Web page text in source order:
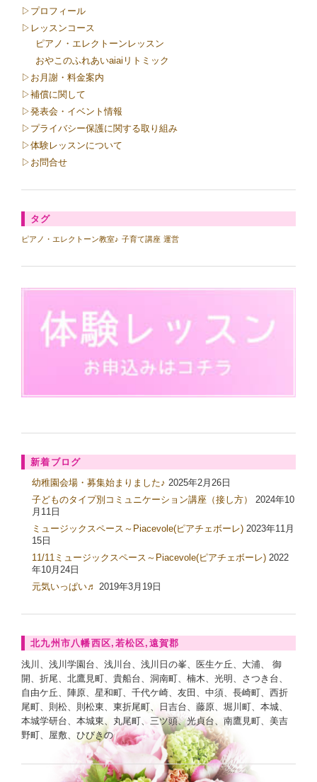
▷プロフィール
▷レッスンコース
ピアノ・エレクトーンレッスン
おやこのふれあいaiaiリトミック
▷お月謝・料金案内
▷補償に関して
▷発表会・イベント情報
▷プライバシー保護に関する取り組み
▷体験レッスンについて
▷お問合せ
タグ
ピアノ・エレクトーン教室♪ 子育て講座 運営
新着ブログ
幼稚園会場・募集始まりました♪ 2025年2月26日
子どものタイプ別コミュニケーション講座（接し方）
2024年10
月11日
ミュージックスペース～Piacevole(ピアチェボーレ) 2023年11月
15日
11/11ミュージックスペース～Piacevole(ピアチェボーレ) 2022
年10月24日
元気いっぱい♬ 2019年3月19日
北九州市八幡西区,若松区,遠賀郡
浅川、浅川学園台、浅川台、浅川日の峯、医生ケ丘、大浦、 御
開、折尾、北鷹見町、貴船台、洞南町、楠木、光明、さつき台、
自由ケ丘、陣原、星和町、千代ケ崎、友田、中須、長崎町、西折
尾町、則松、則松東、東折尾町、日吉台、藤原、堀川町、本城、
本城学研台、本城東、丸尾町、三ツ頭、光貞台、南鷹見町、美吉
野町、屋敷、ひびきの